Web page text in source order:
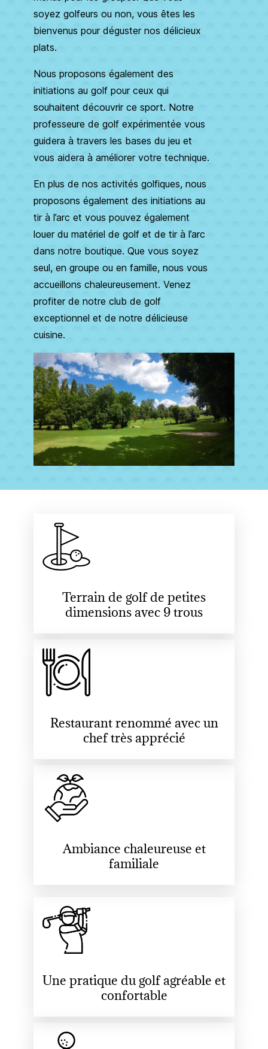
soyez golfeurs ou non, vous êtes les
bienvenus pour déguster nos délicieux
plats.
Nous proposons également des
initiations au golf pour ceux qui
souhaitent découvrir ce sport. Notre
professeure de golf expérimentée vous
guidera à travers les bases du jeu et
vous aidera à améliorer votre technique.
En plus de nos activités golfiques, nous
proposons également des initiations au
tir à l’arc et vous pouvez également
louer du matériel de golf et de tir à l’arc
dans notre boutique. Que vous soyez
seul, en groupe ou en famille, nous vous
accueillons chaleureusement. Venez
profiter de notre club de golf
exceptionnel et de notre délicieuse
cuisine.
Terrain de golf de petites
dimensions avec 9 trous
Restaurant renommé avec un
chef très apprécié
Ambiance chaleureuse et
familiale
Une pratique du golf agréable et
confortable